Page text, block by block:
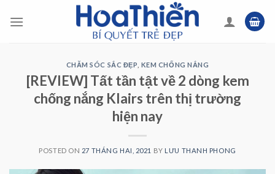
CHĂM SÓC SẮC ĐẸP KEM CHỐNG NẮNG
[REVIEW] Tất tần tật về 2 dòng kem
chống nắng Klairs trên thị trường
hiện nay
POSTED ON 27 THÁNG HAI, 2021 BY LƯU THANH PHONG